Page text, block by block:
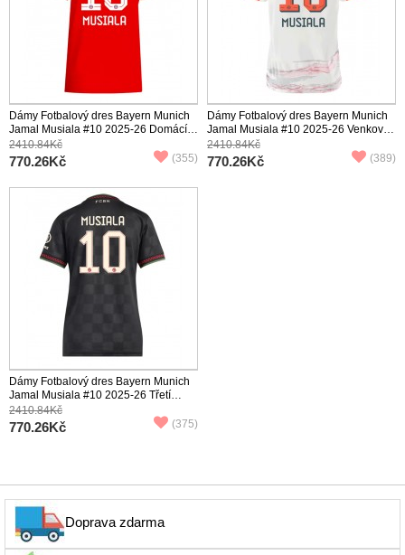
Dámy Fotbalový dres Bayern Munich
Jamal Musiala #10 2025-26 Domácí
Krátký Rukáv
2410.84Kč
770.26Kč (355)
Dámy Fotbalový dres Bayern Munich
Jamal Musiala #10 2025-26 Venkovní
Krátký Rukáv
2410.84Kč
770.26Kč (389)
Dámy Fotbalový dres Bayern Munich
Jamal Musiala #10 2025-26 Třetí
Krátký Rukáv
2410.84Kč
770.26Kč (375)
Doprava zdarma